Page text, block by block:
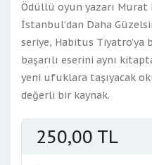
Ödüllü oyun yazarı Murat
İstanbul’dan Daha
seriye, Habitus Tiyatro’ya
başarılı eserini aynı
yeni ufuklara taşıyacak
değerli bir kaynak.
250,00 TL